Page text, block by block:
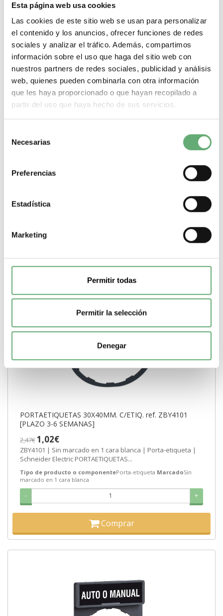
Esta página web usa cookies
Las cookies de este sitio web se usan para personalizar
el contenido y los anuncios, ofrecer funciones de redes
sociales y analizar el tráfico. Además, compartimos
información sobre el uso que haga del sitio web con
nuestros partners de redes sociales, publicidad y análisis
web, quienes pueden combinarla con otra información
que les haya proporcionado o que hayan recopilado a
partir del uso que haya hecho de sus servicios.
Necesarias
Preferencias
Estadística
Marketing
Permitir todas
Permitir la selección
Denegar
3,60€1,65€
ZBY6102 | Sin marcado en 1 cara blanca | Porta-etiqueta |
Tipo de producto o componente Marcado Sin
+
PORTAETIQUETAS 30X40MM. C/ETIQ. ref. ZBY4101
[PLAZO 3-6 SEMANAS]
2,47€1,02€
ZBY4101 | Sin marcado en 1 cara blanca | Porta-etiqueta |
Schneider Electric PORTAETIQUETAS...
Tipo de producto o componentePorta-etiqueta MarcadoSin
marcado en 1 cara blanca
- +
Comprar